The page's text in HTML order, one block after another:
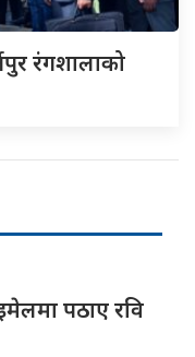
रंगशालाको
पठाए रवि